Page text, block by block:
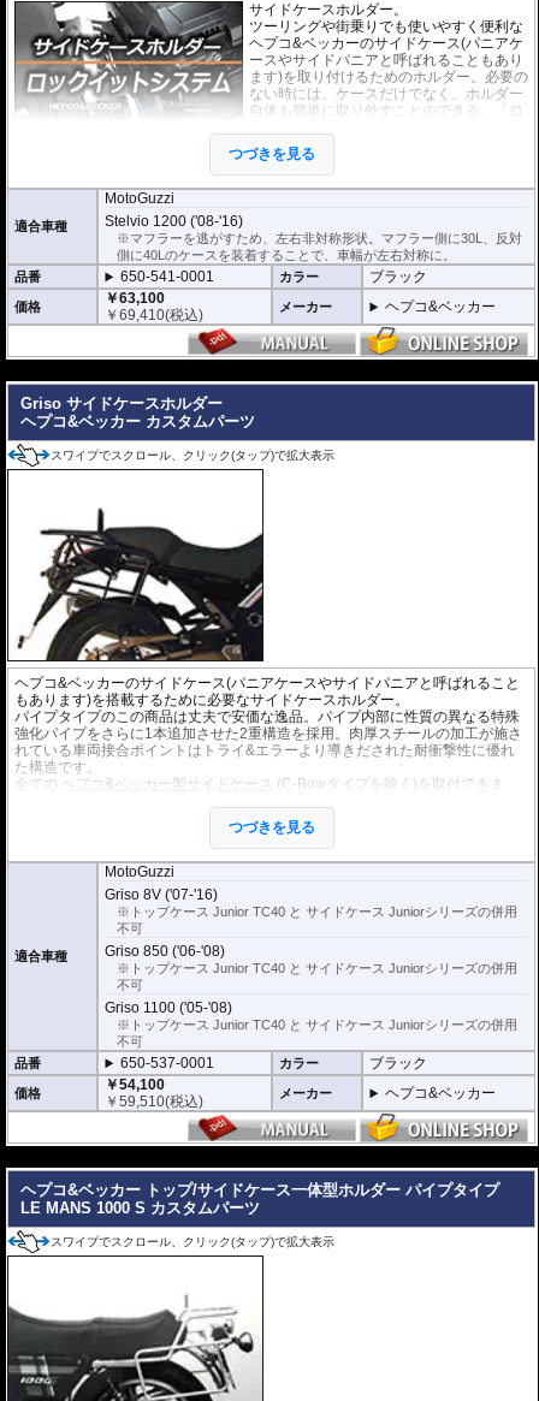
サイドケースホルダー。
ツーリングや街乗りでも使いやすく便利な
ヘプコ&ベッカーのサイドケース(パニアケ
ースやサイドパニアと呼ばれることもあり
ます)を取り付けるためのホルダー。必要の
ない時には、ケースだけでなく、ホルダー
自体も簡単に取り外すことのできる、「ロ
使わないときは簡単に取り外すことがで
き、車体を軽くできます。ツーリングや街
乗りに合わせて使いやすく便利だと好評で
す。
フレームはパイプ内部に性質の異なる特殊強化パイプをさらに1本追加させた2
重構造を採用。堅牢且つ利便性に優れた商品です。
高耐久パウダー塗装仕上げ。
※ケースのラインナップはこちらからご確認ください
※サイドケースホルダー用アダプターはケースに付属しています。 詳細はこ
ちら
つづきを見る
適合車種
MotoGuzzi
Stelvio 1200 ('08-'16)
※マフラーを逃がすため、左右非対称形状。マフラー側に30L、反対
側に40Lのケースを装着することで、車幅が左右対称に。
品番
650-541-0001 カラー ブラック
価格
￥63,100
￥69,410(税込) メーカー ヘプコ&ベッカー
Griso サイドケースホルダー
ヘプコ&ベッカー カスタムパーツ
スワイプでスクロール、クリック(タップ)で拡大表示
ヘプコ&ベッカーのサイドケース(パニアケースやサイドパニアと呼ばれること
もあります)を搭載するために必要なサイドケースホルダー。
パイプタイプのこの商品は丈夫で安価な逸品。パイプ内部に性質の異なる特殊
強化パイプをさらに1本追加させた2重構造を採用。肉厚スチールの加工が施さ
れている車両接合ポイントはトライ&エラーより導きだされた耐衝撃性に優れ
た構造です。
全ての ヘプコ&ベッカー製サイドケース (C-Bowタイプを除く)を取付できま
※こちらのサイドケースホルダーはLock it system機構は御座いません。
※ケースのラインナップはこちらからご確認ください
※サイドケースホルダー用アダプターはケースに付属しています。 詳細はこ
つづきを見る
適合車種
MotoGuzzi
Griso 8V ('07-'16)
※トップケース Junior TC40 と サイドケース Juniorシリーズの併用
不可
Griso 850 ('06-'08)
※トップケース Junior TC40 と サイドケース Juniorシリーズの併用
不可
Griso 1100 ('05-'08)
※トップケース Junior TC40 と サイドケース Juniorシリーズの併用
不可
品番
650-537-0001 カラー ブラック
価格
￥54,100
￥59,510(税込) メーカー ヘプコ&ベッカー
ヘプコ&ベッカー トップ/サイドケース一体型ホルダー パイプタイプ
LE MANS 1000 S カスタムパーツ
スワイプでスクロール、クリック(タップ)で拡大表示